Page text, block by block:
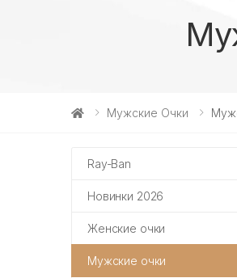
Мужские Очки
Ray-Ban
Новинки 2026
Женские очки
Мужские очки